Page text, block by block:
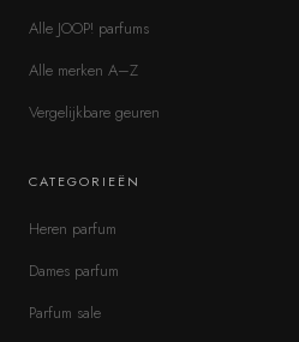
Alle JOOP! parfums
Alle merken A–Z
Vergelijkbare geuren
CATEGORIEËN
Heren parfum
Dames parfum
Parfum sale